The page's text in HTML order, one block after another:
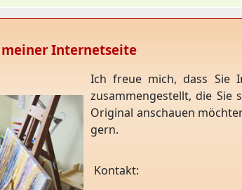
Internetseite
Ich freue mich, dass Sie
zusammengestellt, die Sie
Original anschauen
gern.
Kontakt: